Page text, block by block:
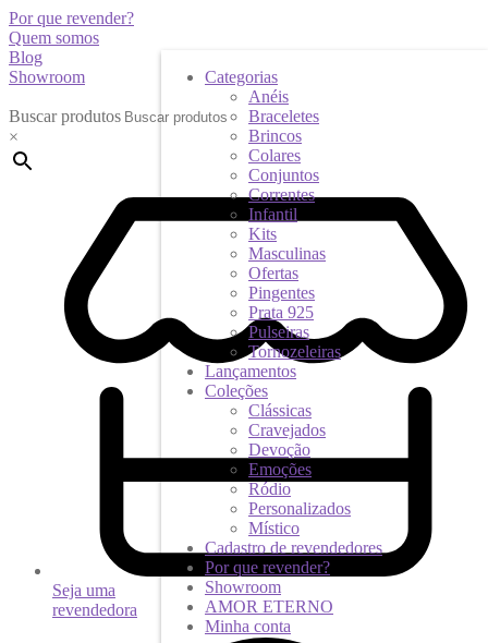
Por que revender?
Quem somos
Blog
Showroom
Buscar produtos
×
Seja uma
revendedora
Categorias
Anéis
Braceletes
Brincos
Colares
Conjuntos
Correntes
Infantil
Kits
Masculinas
Ofertas
Pingentes
Prata 925
Pulseiras
Tornozeleiras
Lançamentos
Coleções
Clássicas
Cravejados
Devoção
Emoções
Ródio
Personalizados
Místico
Cadastro de revendedores
Por que revender?
Showroom
AMOR ETERNO
Minha conta